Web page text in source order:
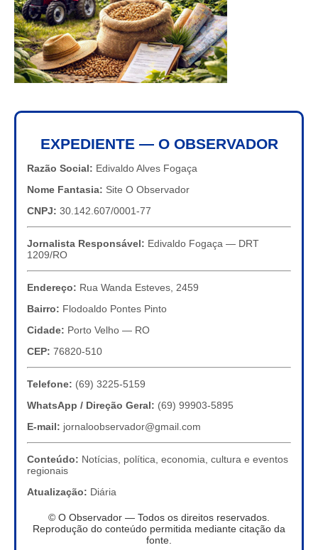
EXPEDIENTE — O OBSERVADOR
Razão Social: Edivaldo Alves Fogaça
Nome Fantasia: Site O Observador
CNPJ: 30.142.607/0001-77
Jornalista Responsável: Edivaldo Fogaça — DRT
1209/RO
Endereço: Rua Wanda Esteves, 2459
Bairro: Flodoaldo Pontes Pinto
Cidade: Porto Velho — RO
CEP: 76820-510
Telefone: (69) 3225-5159
WhatsApp / Direção Geral: (69) 99903-5895
E-mail: jornaloobservador@gmail.com
Conteúdo: Notícias, política, economia, cultura e eventos
regionais
Atualização: Diária
© O Observador — Todos os direitos reservados.
Reprodução do conteúdo permitida mediante citação da
fonte.